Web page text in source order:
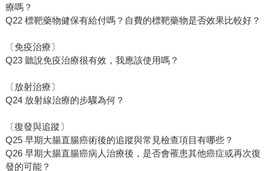
療嗎？
Q22 標靶藥物健保有給付嗎？自費的標靶藥物是否效果比較好？
〔免疫治療〕
Q23 聽說免疫治療很有效，我應該使用嗎？
〔放射治療〕
Q24 放射線治療的步驟為何？
〔復發與追蹤〕
Q25 早期大腸直腸癌術後的追蹤與常見檢查項目有哪些？
Q26 早期大腸直腸癌病人治療後，是否會罹患其他癌症或再次復
發的可能？